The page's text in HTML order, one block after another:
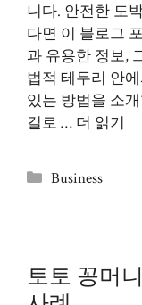
니다. 안전한 도
다면 이 블로그
과 유용한 정보,
법적 테두리 안
있는 방법을 소
길로 … 더 읽기
카
Business
토토 꽁머